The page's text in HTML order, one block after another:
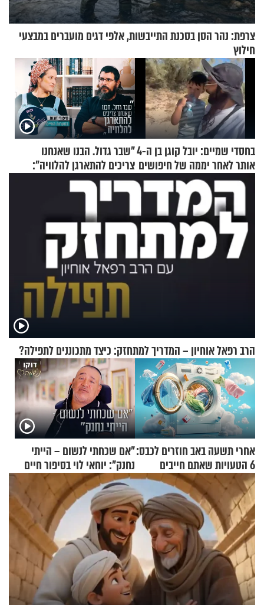
צרפת: נהר הסן בסכנת התייבשות, אלפי דגים מועברים במבצעי
חילוץ
בחסדי שמיים: יובל קוגן בן ה-4
אותר לאחר יממה של חיפושים
"שבר גדול. הבנו שאנחנו
צריכים להתארגן להלוויה":
זוגיות במבחן, הפעם עם מרים
וגד דנינו
הרב רפאל אוחיון – המדריך למתחזק: כיצד מתכוננים לתפילה?
אחרי תשעה באב חוזרים לכבס:
6 הטעויות שאתם חייבים
להפסיק לעשות
"אם שכחתי לנשום – הייתי
נחנק": יוחאי לוי בסיפור חיים
מעורר השראה